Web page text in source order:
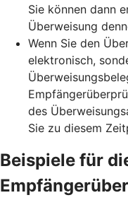
Sie können dann
Überweisung
Wenn Sie den
elektronisch,
des
Sie zu diesem
Beispiele für